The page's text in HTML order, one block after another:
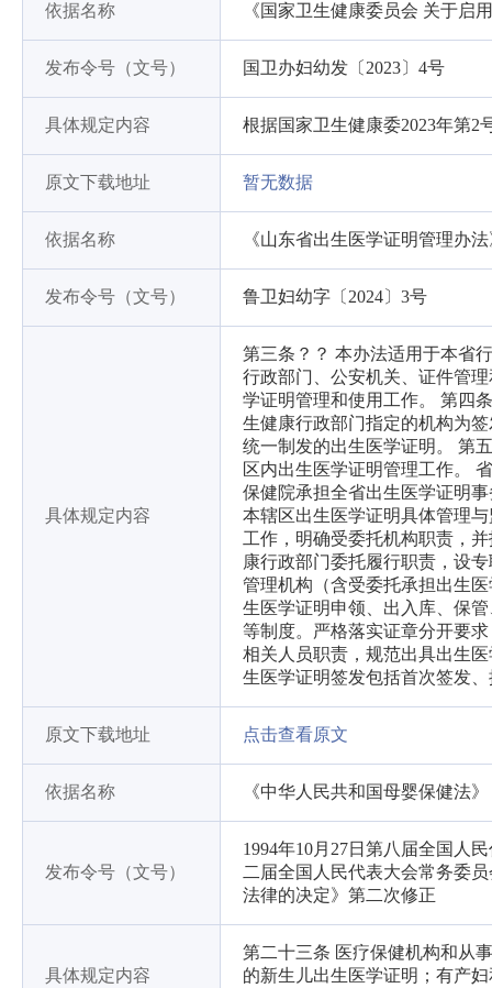
依据名称 《国家卫生健康委员会 关于启
发布令号（文号） 国卫办妇幼发〔2023〕4号
具体规定内容 根据国家卫生健康委2023年第2
原文下载地址 暂无数据
依据名称 《山东省出生医学证明管理办
发布令号（文号） 鲁卫妇幼字〔2024〕3号
具体规定内容
第三条？？ 本办法适用于本省
行政部门、公安机关、证件管
学证明管理和使用工作。 第四
生健康行政部门指定的机构为
统一制发的出生医学证明。 第
区内出生医学证明管理工作。
保健院承担全省出生医学证明
本辖区出生医学证明具体管理
工作，明确受委托机构职责，
康行政部门委托履行职责，设
管理机构（含受委托承担出生
生医学证明申领、出入库、保
等制度。严格落实证章分开要
相关人员职责，规范出具出生
生医学证明签发包括首次签发
原文下载地址 点击查看原文
依据名称 《中华人民共和国母婴保健法》
发布令号（文号）
1994年10月27日第八届全国人
二届全国人民代表大会常务委
法律的决定》第二次修正
具体规定内容
第二十三条 医疗保健机构和从
的新生儿出生医学证明；有产